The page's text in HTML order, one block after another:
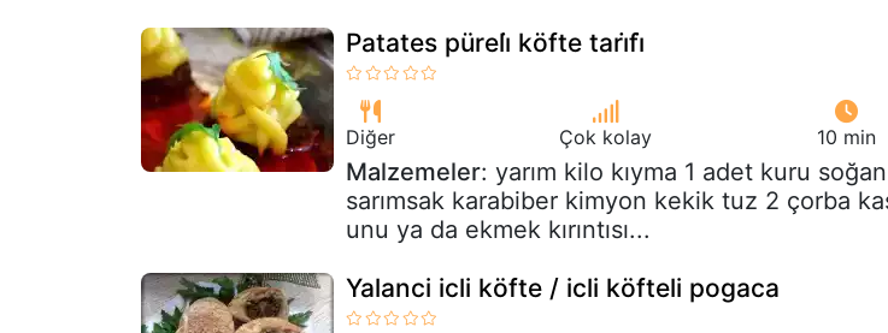
Patates püreli̇ köfte tari̇fi̇
Diğer Çok kolay 10 min
Malzemeler: yarım kilo kıyma 1 adet kuru
sarımsak karabiber kimyon kekik tuz 2 çorba
unu ya da ekmek kırıntısı...
Yalanci icli köfte / icli köfteli pogaca